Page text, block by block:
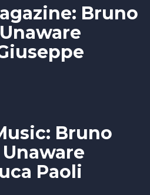
Bruno
Bruno
Paoli